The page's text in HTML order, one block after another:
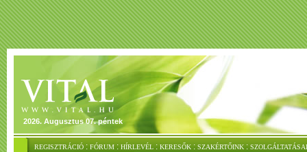
2026. Augusztus 07. péntek
REGISZTRÁCIÓ : FÓRUM : HÍRLEVÉL : KERESŐK : SZAKÉRTŐINK :